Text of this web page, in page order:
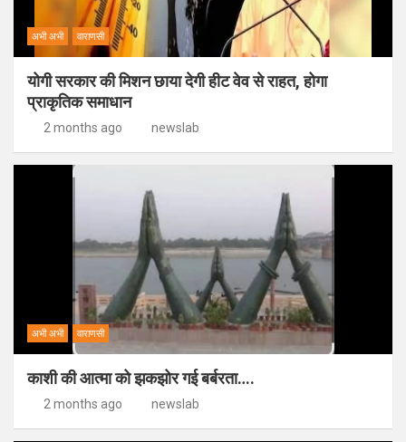
अभी अभी वाराणसी
योगी सरकार की मिशन छाया देगी हीट वेव से राहत, होगा
प्राकृतिक समाधान
2 months ago newslab
अभी अभी वाराणसी
काशी की आत्मा को झकझोर गई बर्बरता….
2 months ago newslab